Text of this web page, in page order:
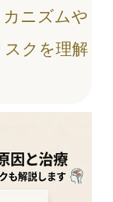
ニズムや
スクを理解